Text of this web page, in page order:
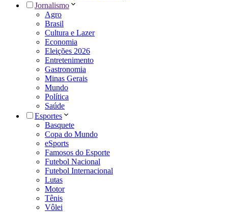
Jornalismo
Agro
Brasil
Cultura e Lazer
Economia
Eleições 2026
Entretenimento
Gastronomia
Minas Gerais
Mundo
Política
Saúde
Esportes
Basquete
Copa do Mundo
eSports
Famosos do Esporte
Futebol Nacional
Futebol Internacional
Lutas
Motor
Tênis
Vôlei